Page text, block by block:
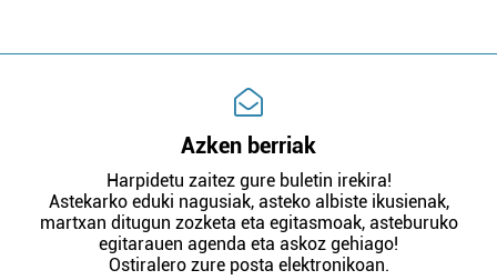
Azken berriak
Harpidetu zaitez gure buletin irekira!
Astekarko eduki nagusiak, asteko albiste ikusienak,
martxan ditugun zozketa eta egitasmoak, asteburuko
egitarauen agenda eta askoz gehiago!
Ostiralero zure posta elektronikoan.